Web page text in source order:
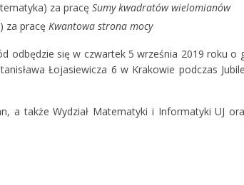
za pracę Sumy kwadratów wielomianów
za pracę Kwantowa strona mocy
odbędzie się w czwartek 5 września 2019 roku o
Łojasiewicza 6 w Krakowie podczas
a także Wydział Matematyki i Informatyki UJ